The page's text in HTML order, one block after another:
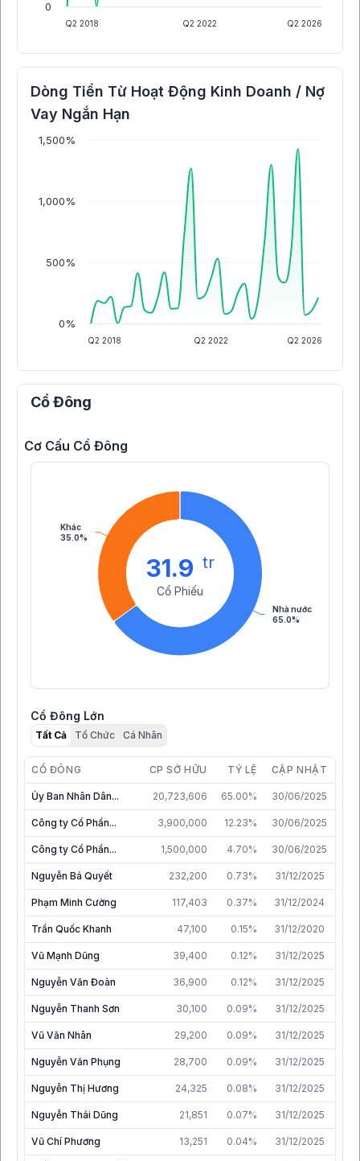
Q2 2018 Q2 2022 Q2 2026
0
Dòng Tiền Từ Hoạt Động Kinh Doanh / Nợ
Vay Ngắn Hạn
Q2 2018 Q2 2022 Q2 2026
0%
500%
1,000%
1,500%
Cổ Đông
Cơ Cấu Cổ Đông
Nhà nước
65.0%
Khác
35.0%
31.9 tr
Cổ Phiếu
Cổ Đông Lớn
Tất Cả Tổ Chức Cá Nhân
CỔ ĐÔNG CP SỞ HỮU TỶ LỆ CẬP NHẬT
Ủy Ban Nhân Dân... 20,723,606 65.00% 30/06/2025
Công ty Cổ Phần... 3,900,000 12.23% 30/06/2025
Công ty Cổ Phần... 1,500,000 4.70% 30/06/2025
Nguyễn Bá Quyết 232,200 0.73% 31/12/2025
Phạm Minh Cường 117,403 0.37% 31/12/2024
Trần Quốc Khanh 47,100 0.15% 31/12/2020
Vũ Mạnh Dũng 39,400 0.12% 31/12/2025
Nguyễn Văn Đoàn 36,900 0.12% 31/12/2025
Nguyễn Thanh Sơn 30,100 0.09% 31/12/2025
Vũ Văn Nhân 29,200 0.09% 31/12/2025
Nguyễn Văn Phụng 28,700 0.09% 31/12/2025
Nguyễn Thị Hương 24,325 0.08% 31/12/2025
Nguyễn Thái Dũng 21,851 0.07% 31/12/2025
Vũ Chí Phương 13,251 0.04% 31/12/2025